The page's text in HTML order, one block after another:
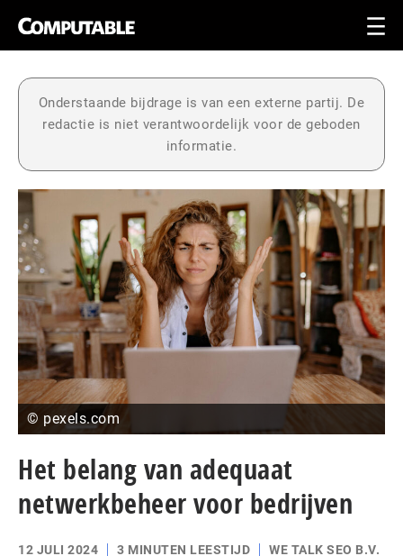
Onderstaande bijdrage is van een externe partij. De
redactie is niet verantwoordelijk voor de geboden
informatie.
© pexels.com
Het belang van adequaat
netwerkbeheer voor bedrijven
12 JULI 2024 3 MINUTEN LEESTIJD WE TALK SEO B.V.